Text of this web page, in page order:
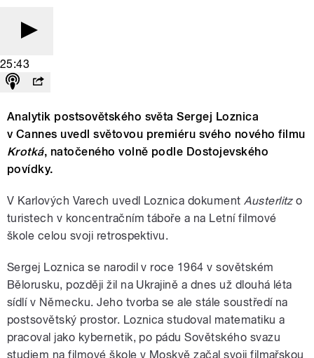
25:43
Analytik postsovětského světa Sergej Loznica
v Cannes uvedl světovou premiéru svého nového filmu
Krotká, natočeného volně podle Dostojevského
povídky.
V Karlových Varech uvedl Loznica dokumentAusterlitzo
turistech v koncentračním táboře a na Letní filmové
škole celou svoji retrospektivu.
Sergej Loznica se narodil v roce 1964 v sovětském
Bělorusku, později žil na Ukrajině a dnes už dlouhá léta
sídlí v Německu. Jeho tvorba se ale stále soustředí na
postsovětský prostor. Loznica studoval matematiku a
pracoval jako kybernetik, po pádu Sovětského svazu
studiem na filmové škole v Moskvě začal svoji filmařskou